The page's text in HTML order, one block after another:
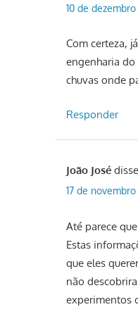
10 de
Com certeza,
engenharia
chuvas onde
Responder
João José
17 de
Até parece
Estas
que eles
não
experimentos